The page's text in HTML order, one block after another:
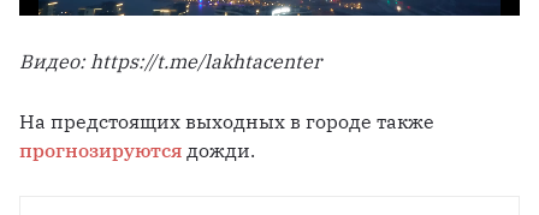
a
y
Видео: https://t.me/lakhtacenter
прогнозируются дожди.